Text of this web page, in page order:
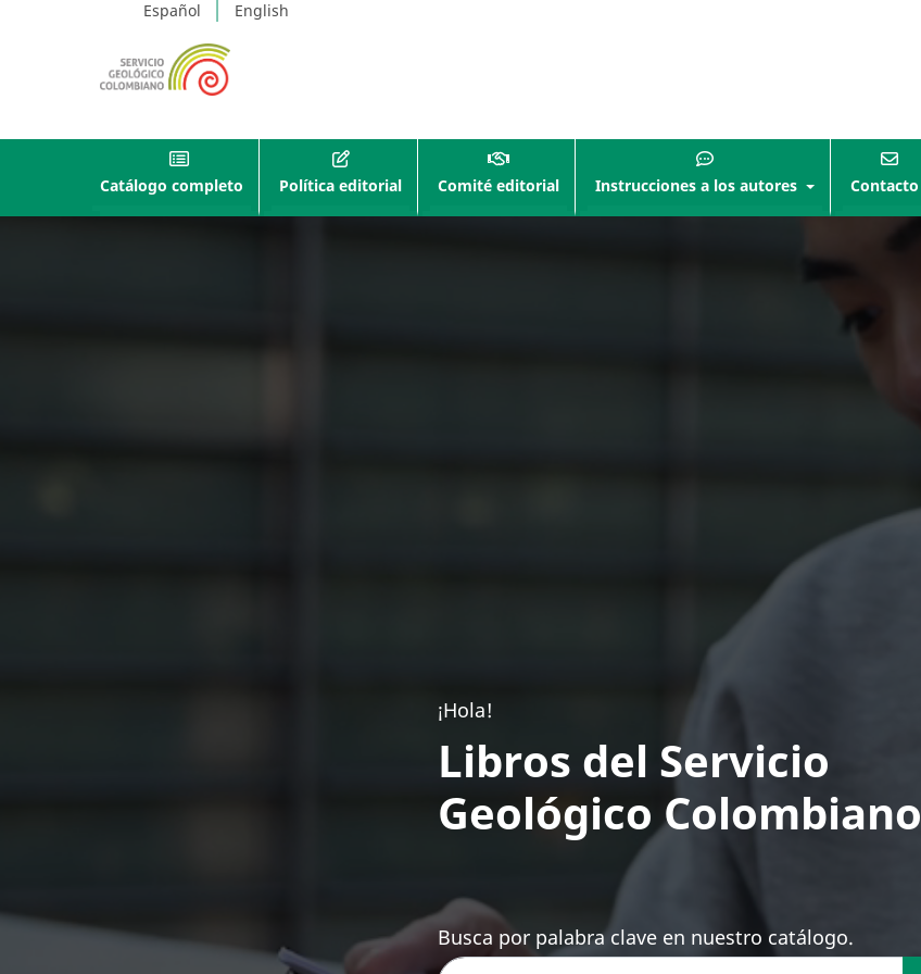
Español English
Catálogo completo Política editorial Comité editorial Instrucciones a los autores Contacto
¡Hola!
Libros del Servicio
Geológico Colombiano
Busca por palabra clave en nuestro catálogo.